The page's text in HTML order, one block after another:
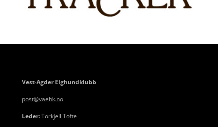
Vest-Agder Elghundklubb
post@vaehk.no
Leder:Torkjell Tofte